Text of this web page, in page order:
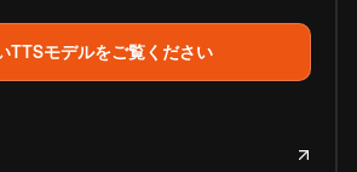
TTSモデルをご覧ください